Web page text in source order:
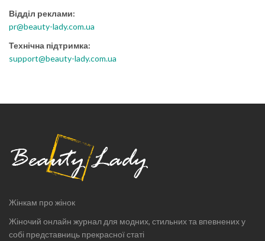
Відділ реклами:
pr@beauty-lady.com.ua
Технічна підтримка:
support@beauty-lady.com.ua
Жінкам про жінок
Жіночий онлайн журнал для модних, стильних та впевнених у
собі представниць прекрасної статі